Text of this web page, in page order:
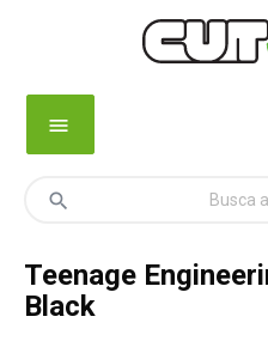
menu
search
Teenage
Black